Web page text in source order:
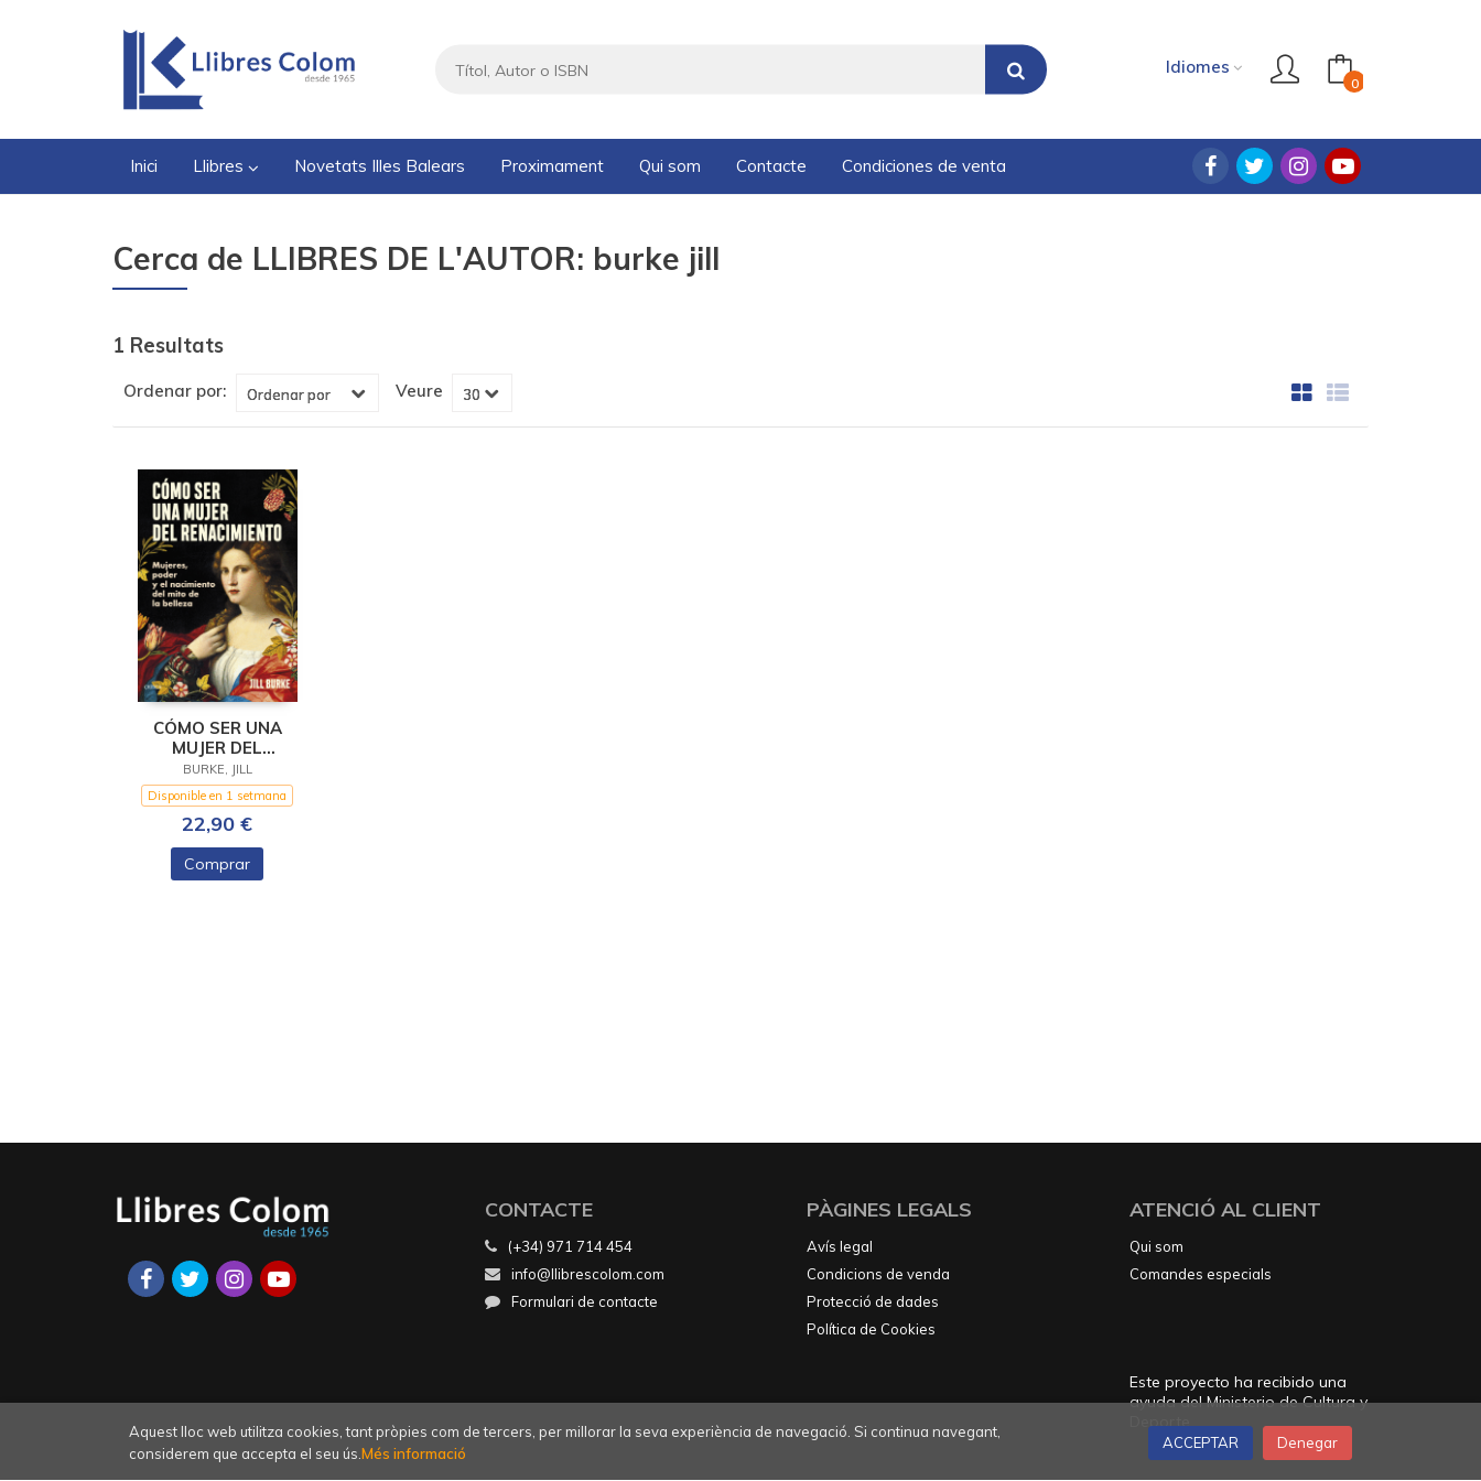
Idiomes
0
Inici Llibres Novetats Illes Balears Proximament Qui som Contacte Condiciones de venta
Cerca de LLIBRES DE L'AUTOR: burke jill
1 Resultats
Ordenar por: Veure
CÓMO SER UNA
MUJER DEL
RENACIMIENTO
BURKE, JILL
Disponible en 1 setmana
22,90 €
Comprar
CONTACTE
(+34) 971 714 454
info@llibrescolom.com
Formulari de contacte
PÀGINES LEGALS
Avís legal
Condicions de venda
Protecció de dades
Política de Cookies
ATENCIÓ AL CLIENT
Qui som
Comandes especials
Este proyecto ha recibido una
ayuda del Ministerio de Cultura y
Deporte
Aquest lloc web utilitza cookies, tant pròpies com de tercers, per millorar la seva experiència de navegació. Si continua navegant,
considerem que accepta el seu ús.Més informació
ACCEPTAR Denegar